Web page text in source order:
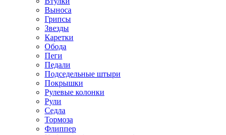
Выноса
Грипсы
Звезды
Каретки
Обода
Пеги
Педали
Подседельные штыри
Покрышки
Рулевые колонки
Рули
Седла
Тормоза
Флиппер